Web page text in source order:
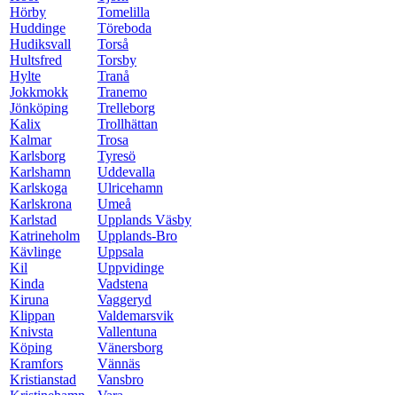
Hörby
Huddinge
Hudiksvall
Hultsfred
Hylte
Jokkmokk
Jönköping
Kalix
Kalmar
Karlsborg
Karlshamn
Karlskoga
Karlskrona
Karlstad
Katrineholm
Kävlinge
Kil
Kinda
Kiruna
Klippan
Knivsta
Köping
Kramfors
Kristianstad
Tomelilla
Töreboda
Torså
Torsby
Tranå
Tranemo
Trelleborg
Trollhättan
Trosa
Tyresö
Uddevalla
Ulricehamn
Umeå
Upplands Väsby
Upplands-Bro
Uppsala
Uppvidinge
Vadstena
Vaggeryd
Valdemarsvik
Vallentuna
Vänersborg
Vännäs
Vansbro